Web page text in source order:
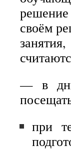
своём
— в дни
при